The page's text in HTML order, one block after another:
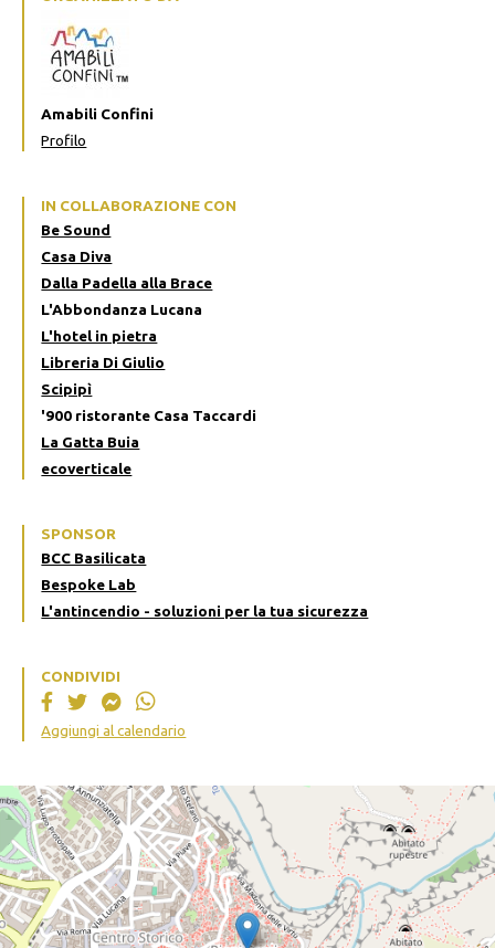
Amabili Confini
Profilo
IN COLLABORAZIONE CON
Be Sound
Casa Diva
Dalla Padella alla Brace
L'Abbondanza Lucana
L'hotel in pietra
Libreria Di Giulio
Scipipì
'900 ristorante Casa Taccardi
La Gatta Buia
ecoverticale
SPONSOR
BCC Basilicata
Bespoke Lab
L'antincendio - soluzioni per la tua sicurezza
CONDIVIDI
Aggiungi al calendario